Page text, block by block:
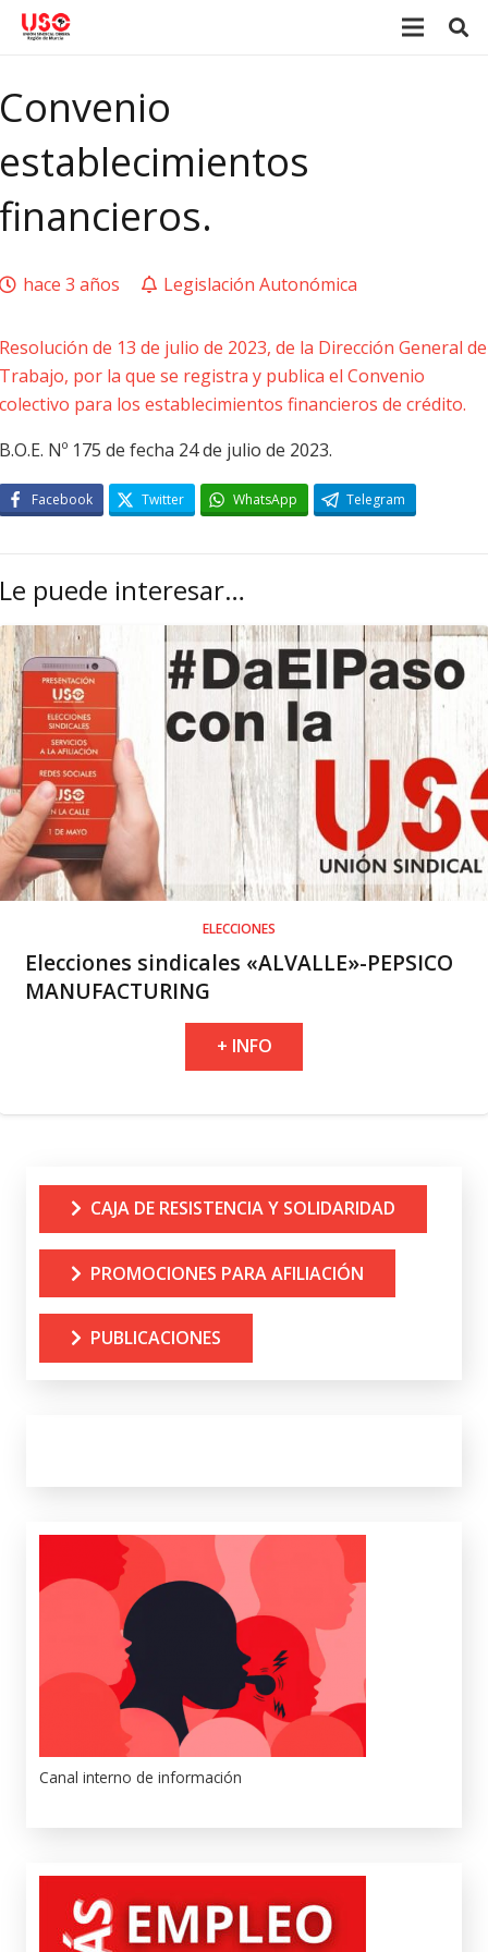
Convenio
establecimientos
financieros.
hace 3 años Legislación Autonómica
Resolución de 13 de julio de 2023, de la Dirección General de
Trabajo, por la que se registra y publica el Convenio
colectivo para los establecimientos financieros de crédito.
B.O.E. Nº 175 de fecha 24 de julio de 2023.
Facebook Twitter WhatsApp Telegram
Le puede interesar…
ELECCIONES
Elecciones sindicales «ALVALLE»-PEPSICO
MANUFACTURING
+ INFO
CAJA DE RESISTENCIA Y SOLIDARIDAD
PROMOCIONES PARA AFILIACIÓN
PUBLICACIONES
Canal interno de información